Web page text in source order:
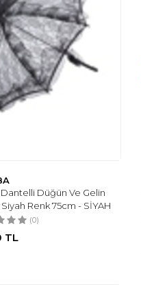
Düğün Ve Gelin
Renk 75cm - SİYAH
(0)
TL